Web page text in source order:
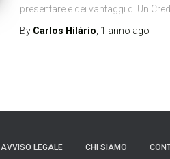
presentare e dei vantaggi di
By Carlos Hilário 1 anno ago
AVVISO LEGALE CHI SIAMO